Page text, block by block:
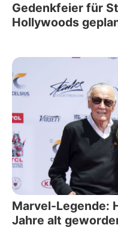
Gedenkfeier für
Hollywoods
Marvel-Legende:
Jahre alt